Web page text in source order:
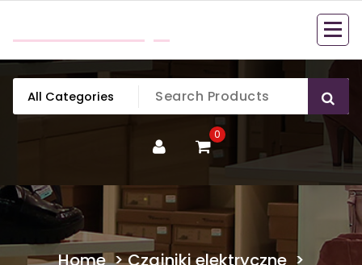
content
0
Home>Czajniki elektryczne >